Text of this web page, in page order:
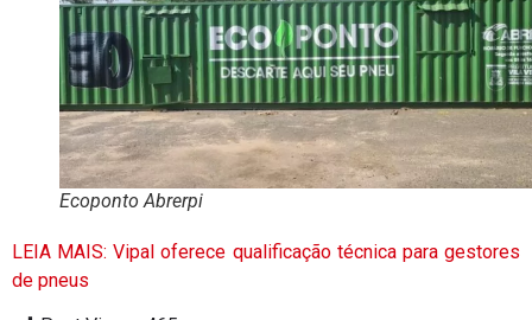
Ecoponto Abrerpi
LEIA MAIS: Vipal oferece qualificação técnica para gestores
de pneus